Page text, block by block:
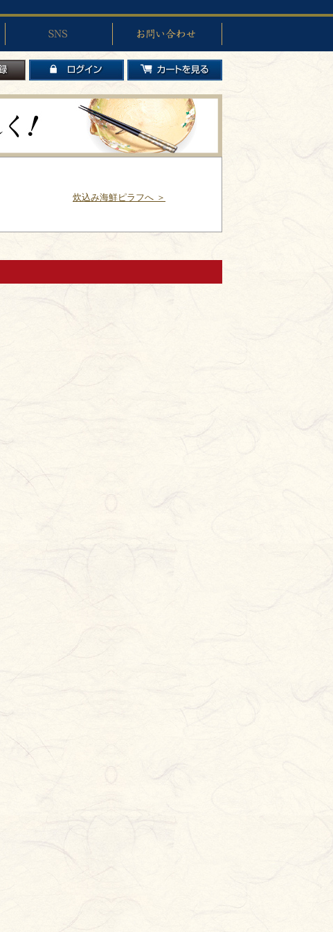
SNS
お問い合わせ
炊込み海鮮ピラフへ ＞